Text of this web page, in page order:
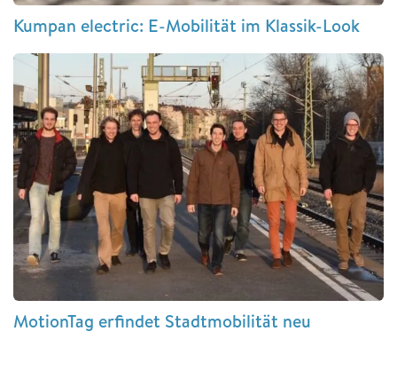
Kumpan electric: E-Mobilität im Klassik-Look
MotionTag erfindet Stadtmobilität neu